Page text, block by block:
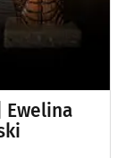
Ewelina